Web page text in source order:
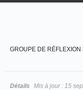
GROUPE DE
Détails Mis à jour : 15